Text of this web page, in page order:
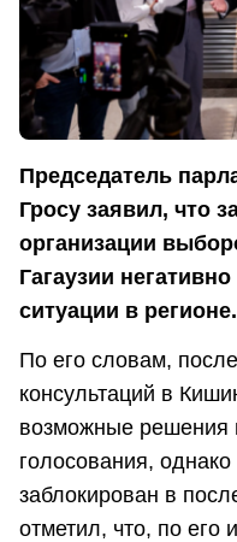
Председатель
Гросу заявил, что
организации
Гагаузии
ситуации в регионе.
По его словам,
консультаций в
возможные решения
голосования,
заблокирован в
отметил, что, по его